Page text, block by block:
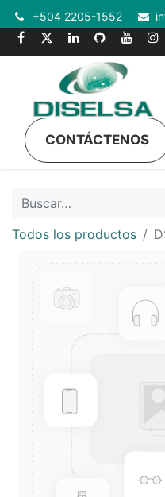
+504 2205-1552
CONTÁCTENOS
Todos los productos